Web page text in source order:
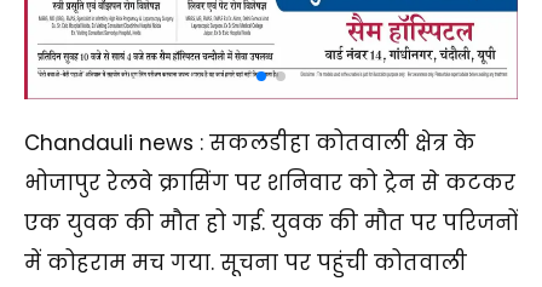
Chandauli news : सकलडीहा कोतवाली क्षेत्र के
भोजापुर रेलवे क्रासिंग पर शनिवार को ट्रेन से कटकर
एक युवक की मौत हो गई. युवक की मौत पर परिजनों
में कोहराम मच गया. सूचना पर पहुंची कोतवाली